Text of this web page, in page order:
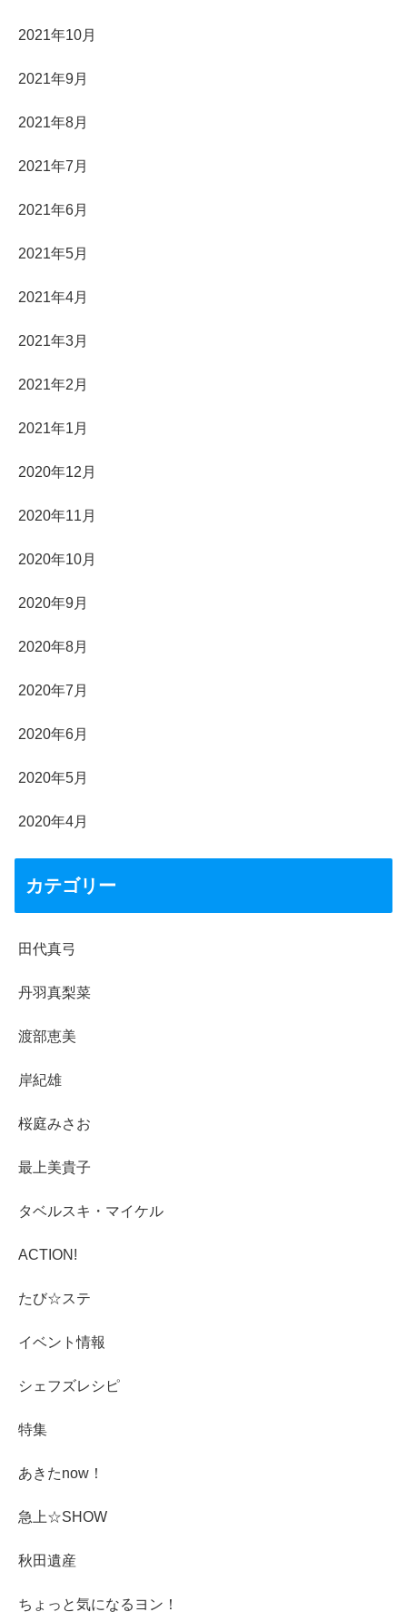
2021年10月
2021年9月
2021年8月
2021年7月
2021年6月
2021年5月
2021年4月
2021年3月
2021年2月
2021年1月
2020年12月
2020年11月
2020年10月
2020年9月
2020年8月
2020年7月
2020年6月
2020年5月
2020年4月
カテゴリー
田代真弓
丹羽真梨菜
渡部恵美
岸紀雄
桜庭みさお
最上美貴子
タベルスキ・マイケル
ACTION!
たび☆ステ
イベント情報
シェフズレシピ
特集
あきたnow！
急上☆SHOW
秋田遺産
ちょっと気になるヨン！